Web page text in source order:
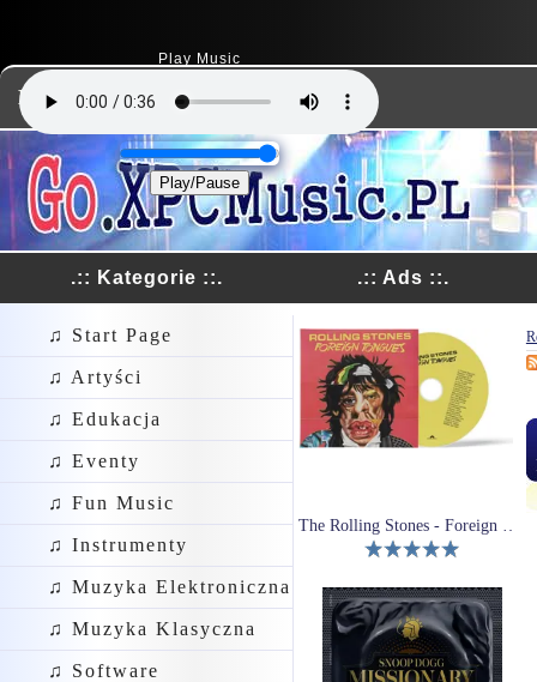
Play Music
Play/Pause
Dodaj Link
.:: Ads ::.
The Rolling Stones - Foreign Tongues (CD)
.:: Kategorie ::.
♫ Start Page
♫ Artyści
♫ Edukacja
♫ Eventy
♫ Fun Music
♫ Instrumenty
♫ Muzyka Elektroniczna
♫ Muzyka Klasyczna
♫ Software